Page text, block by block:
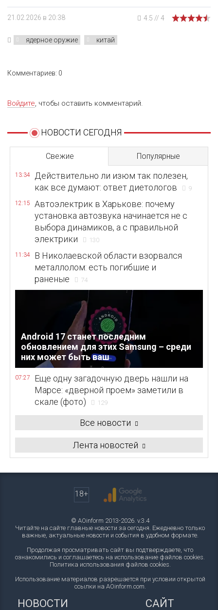
21.02.2026 в 20:38 4.5 // 4
ядерное оружие китай
Комментариев: 0
Войдите, чтобы оставить комментарий.
НОВОСТИ СЕГОДНЯ
Свежие Популярные
13:34
Действительно ли изюм так полезен,
как все думают: ответ диетологов
9
12:15
Автоэлектрик в Харькове: почему
установка автозвука начинается не с
выбора динамиков, а с правильной
электрики
130
11:34
В Николаевской области взорвался
металлолом: есть погибшие и
раненые
74
Android 17 станет последним
обновлением для этих Samsung – среди
них может быть ваш
07:27
Еще одну загадочную дверь нашли на
Марсе: «дверной проем» заметили в
скале (фото)
129
Все новости
Лента новостей
18+
© AOinform 2013-2026. v.3.4
Читайте на сайте главные новости за сегодня. Ежедневно только
важные, актуальные новости и события в удобном формате.
Продолжая просматривать сайт вы подтверждаете, что
ознакомились и соглашаетесь на использование файлов cookies.
Политика использования файлов cookies.
Использование материалов разрешается при условии открытой
ссылки на AOinform.com.
НОВОСТИ САЙТ